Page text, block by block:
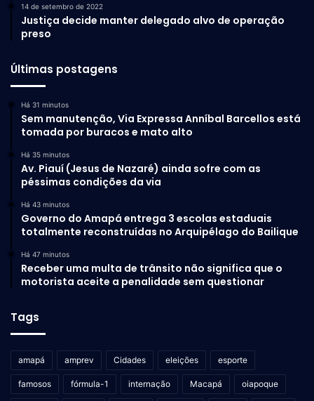
14 de setembro de 2022
Justiça decide manter delegado alvo de operação
preso
Últimas postagens
Há 31 minutos
Sem manutenção, Via Expressa Anníbal Barcellos está
tomada por buracos e mato alto
Há 35 minutos
Av. Piauí (Jesus de Nazaré) ainda sofre com as
péssimas condições da via
Há 43 minutos
Governo do Amapá entrega 3 escolas estaduais
totalmente reconstruídas no Arquipélago do Bailique
Há 47 minutos
Receber uma multa de trânsito não significa que o
motorista aceite a penalidade sem questionar
Tags
amapá amprev Cidades eleições esporte
famosos fórmula-1 internação Macapá oiapoque